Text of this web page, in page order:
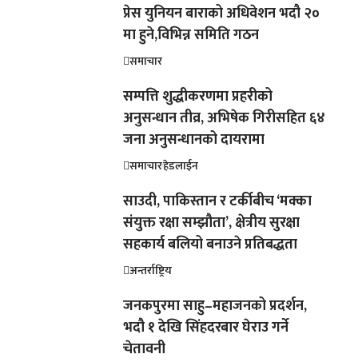
प्रेस युनियन बाराको अधिवेशन भदौ २०
मा हुने,विभिन्न समिति गठन
समाचार
सम्पत्ति शुद्धीकरणमा प्रहरीको
अनुसन्धान तीव्र, अभिषेक गिरीसहित ६४
जना अनुसन्धानको दायरामा
समाचारहेडलाईन
साउदी, पाकिस्तान र टर्कीबीच ‘मक्का
संयुक्त रक्षा सम्झौता’, क्षेत्रीय सुरक्षा
सहकार्य बलियो बनाउने प्रतिबद्धता
अन्तर्राष्ट्रिय
जनकपुरमा साहु–महाजनको प्रदर्शन,
भदौ १ देखि सिंहदरबार घेराउ गर्ने
चेतावनी